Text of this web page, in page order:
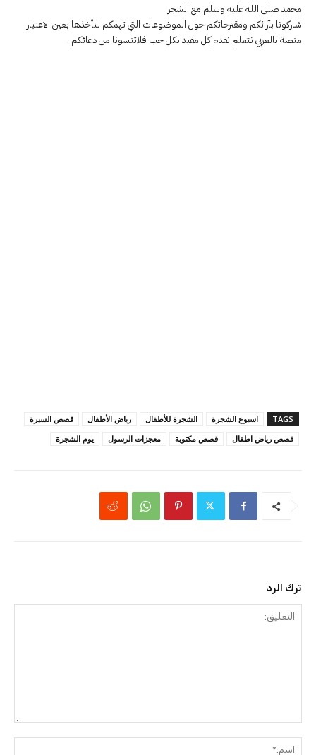
محمد صلى الله عليه وسلم مع الشجر
شاركونا بآرائكم ومقترحاتكم حول الموضوعات التي تهمكم لنأخذها بعين الاعتبار
منصة بالعربي نتعلم نقدم كل مفيد بكل حب فلاتنسونا من دعائكم .
TAGS اسبوع الشجرة الشجرة للأطفال رياض الأطفال
قصص السيرة
قصص رياض اطفال
قصص مكتوبة معجزات الرسول يوم الشجرة
ترك الرد